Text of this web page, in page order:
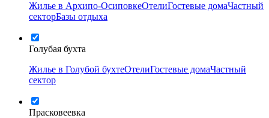
Жилье в Архипо-ОсиповкеОтелиГостевые домаЧастный
секторБазы отдыха
Голубая бухта
Жилье в Голубой бухтеОтелиГостевые домаЧастный
сектор
Прасковеевка